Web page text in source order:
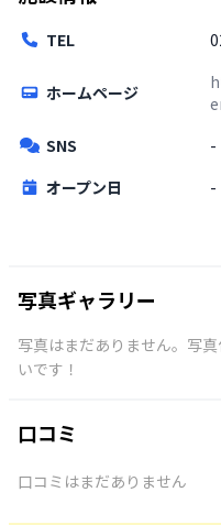
TEL
ホームページ
SNS
-
オープン日
-
写真ギャラリー
写真はまだありません。写
いです！
口コミ
口コミはまだありません